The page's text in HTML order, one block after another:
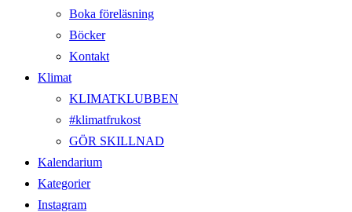
Boka föreläsning
Böcker
Kontakt
Klimat
KLIMATKLUBBEN
#klimatfrukost
GÖR SKILLNAD
Kalendarium
Kategorier
Instagram